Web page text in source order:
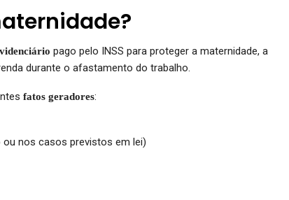
pago pelo INSS para proteger a maternidade, a
durante o afastamento do trabalho.
fatos geradores:
nos casos previstos em lei)